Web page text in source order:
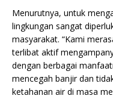
Menurutnya, untuk
lingkungan sangat
masyarakat. “Kami
terlibat aktif
dengan berbagai
mencegah banjir dan
ketahanan air di masa